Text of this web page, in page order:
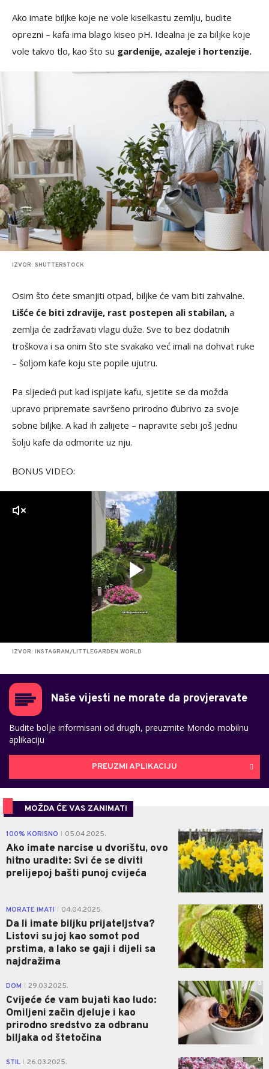
Ako imate biljke koje ne vole kiselkastu zemlju, budite
oprezni – kafa ima blago kiseo pH. Idealna je za biljke koje
vole takvo tlo, kao što su gardenije, azaleje i hortenzije.
IZVOR: SHUTTERSTOCK
Osim što ćete smanjiti otpad, biljke će vam biti zahvalne.
Lišće će biti zdravije, rast postepen ali stabilan, a
zemlja će zadržavati vlagu duže. Sve to bez dodatnih
troškova i sa onim što ste svakako već imali na dohvat ruke
– šoljom kafe koju ste popile ujutru.
Pa sljedeći put kad ispijate kafu, sjetite se da možda
upravo pripremate savršeno prirodno đubrivo za svoje
sobne biljke. A kad ih zalijete – napravite sebi još jednu
šolju kafe da odmorite uz nju.
BONUS VIDEO:
IZVOR: INSTAGRAM/LITTLEGARDEN.WORLD
Naše vijesti ne morate da provjeravate
Budite bolje informisani od drugih, preuzmite Mondo mobilnu
aplikaciju
PREUZMI APLIKACIJU
MOŽDA ĆE VAS ZANIMATI
100% KORISNO 05.04.2025.
Ako imate narcise u dvorištu, ovo
hitno uradite: Svi će se diviti
prelijepoj bašti punoj cvijeća
0
MORATE IMATI 04.04.2025.
Da li imate biljku prijateljstva?
Listovi su joj kao somot pod
prstima, a lako se gaji i dijeli sa
najdražima
0
DOM 29.03.2025.
Cvijeće će vam bujati kao ludo:
Omiljeni začin djeluje i kao
prirodno sredstvo za odbranu
biljaka od štetočina
0
STIL 26.03.2025. 0